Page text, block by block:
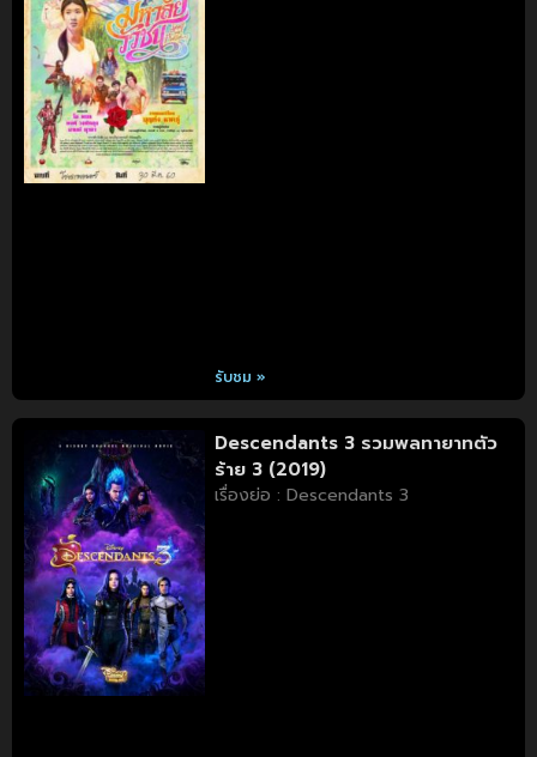
รับชม »
Descendants 3 รวมพลทายาทตัว
ร้าย 3 (2019)
เรื่องย่อ : Descendants 3